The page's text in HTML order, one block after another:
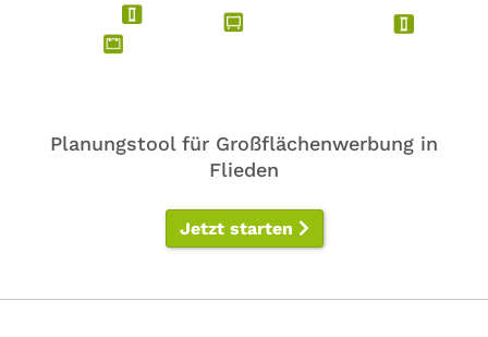
Planungstool für Großflächenwerbung in
Flieden
Jetzt starten